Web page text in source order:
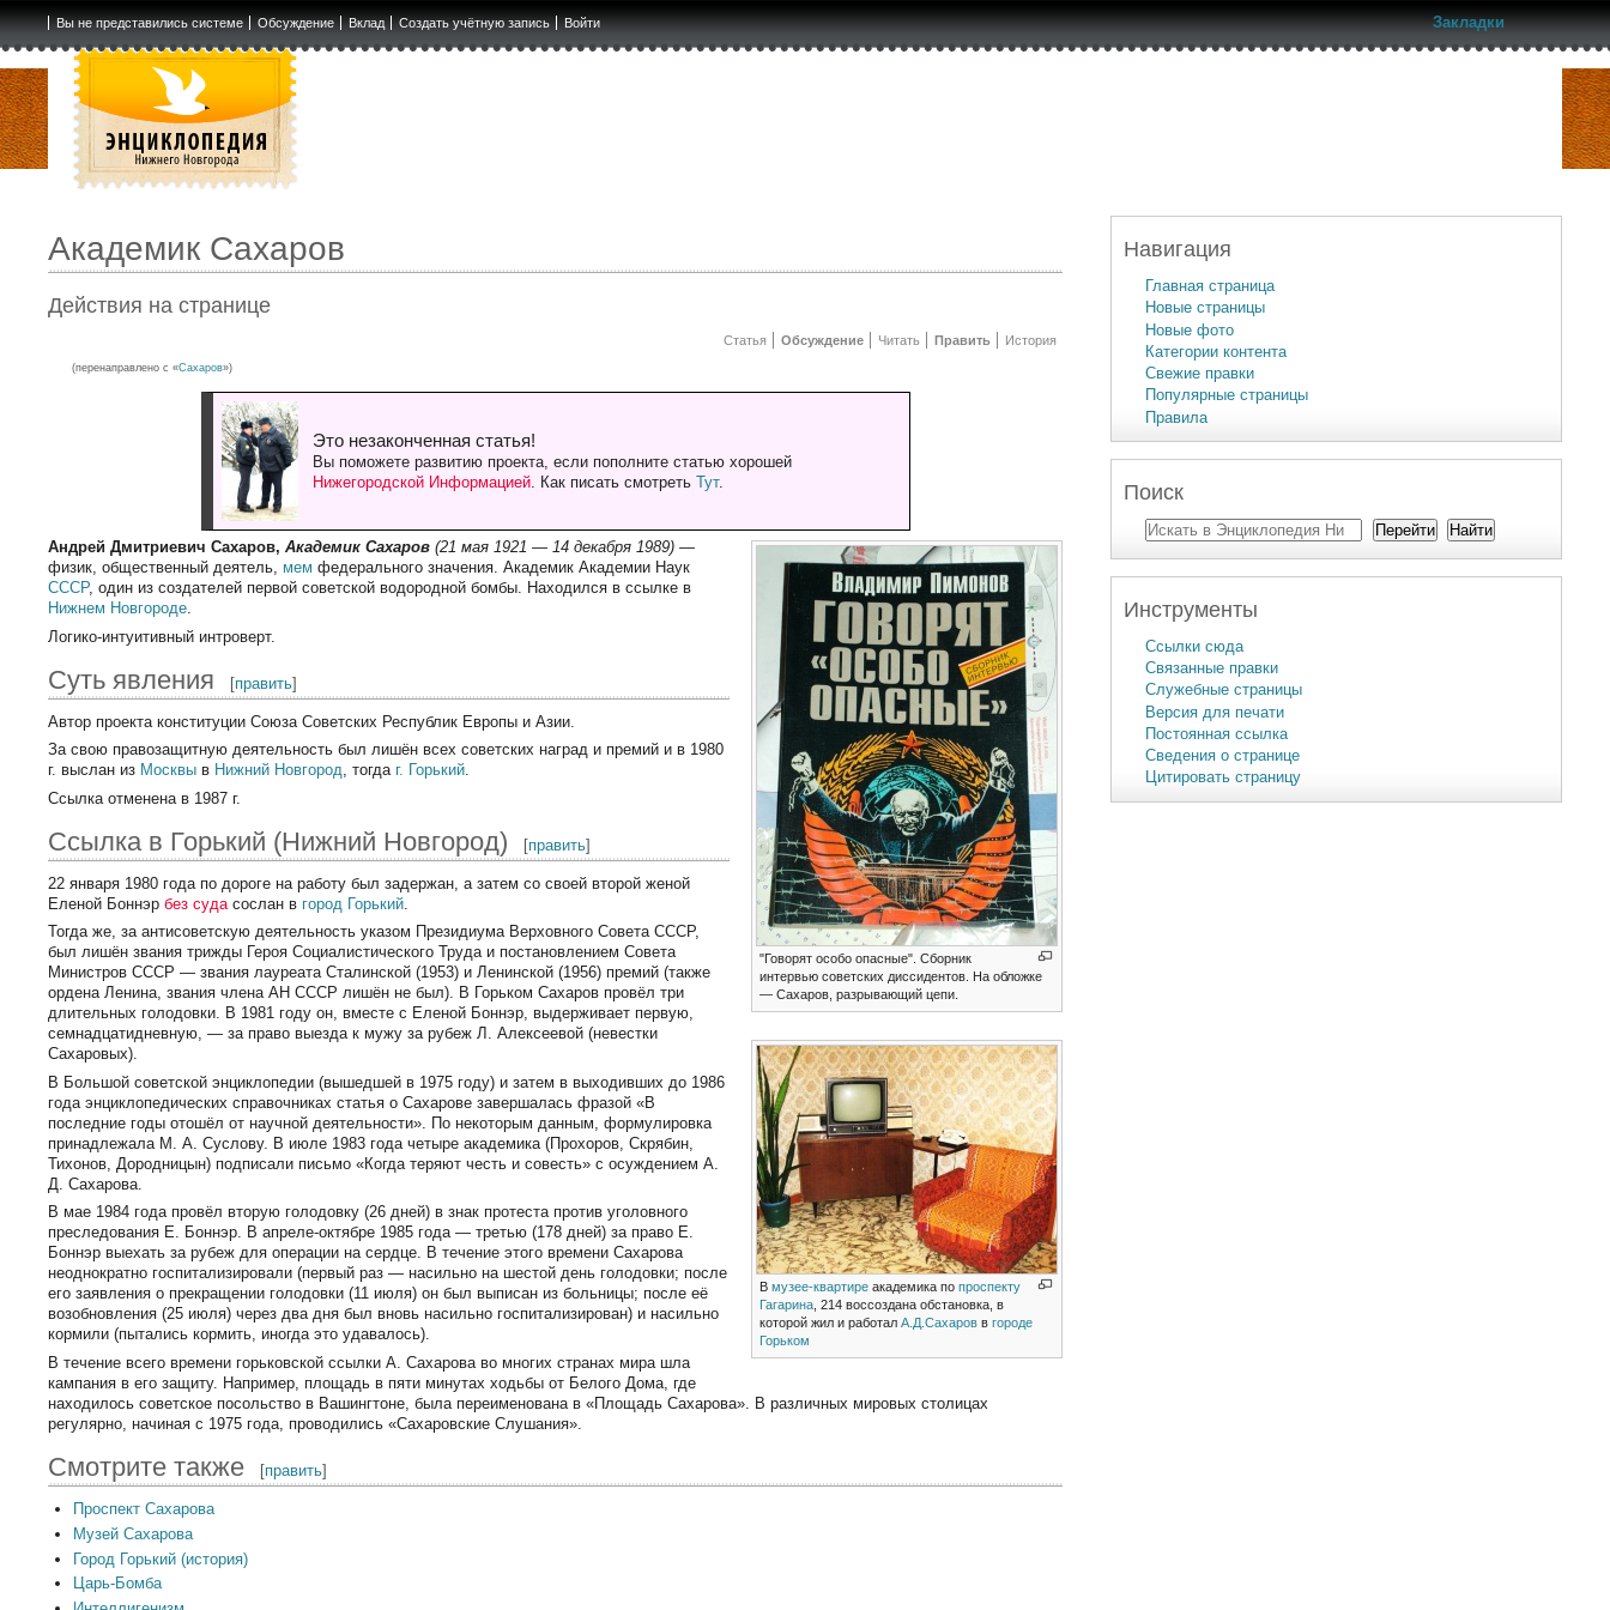
Вы не представились системе Обсуждение Вклад Создать учётную запись Войти Закладки
Академик Сахаров
Действия на странице
Статья Обсуждение Читать Править История
(перенаправлено с «Сахаров»)
Это незаконченная статья!
Вы поможете развитию проекта, если пополните статью хорошей
Нижегородской Информацией. Как писать смотреть Тут.
"Говорят особо опасные". Сборник
интервью советских диссидентов. На обложке
— Сахаров, разрывающий цепи.
Вмузее-квартире академика попроспекту
Гагарина , 214 воссоздана обстановка, в
которой жил и работалА.Д.Сахаров вгороде
Горьком
Андрей Дмитриевич Сахаров,Академик Сахаров (21 мая 1921 — 14 декабря 1989) —
физик, общественный деятель, мем федерального значения. Академик Академии Наук
СССР, один из создателей первой советской водородной бомбы. Находился в ссылке в
Нижнем Новгороде.
Логико-интуитивный интроверт.
Суть явления [править]
Автор проекта конституции Союза Советских Республик Европы и Азии.
За свою правозащитную деятельность был лишён всех советских наград и премий и в 1980
г. выслан из Москвы в Нижний Новгород, тогда г. Горький.
Ссылка отменена в 1987 г.
Ссылка в Горький (Нижний Новгород) [править]
22 января 1980 года по дороге на работу был задержан, а затем со своей второй женой
Еленой Боннэрбез судасослан в город Горький.
Тогда же, за антисоветскую деятельность указом Президиума Верховного Совета СССР,
был лишён звания трижды Героя Социалистического Труда и постановлением Совета
Министров СССР — звания лауреата Сталинской (1953) и Ленинской (1956) премий (также
ордена Ленина, звания члена АН СССР лишён не был). В Горьком Сахаров провёл три
длительных голодовки. В 1981 году он, вместе с Еленой Боннэр, выдерживает первую,
семнадцатидневную, — за право выезда к мужу за рубеж Л. Алексеевой (невестки
Сахаровых).
В Большой советской энциклопедии (вышедшей в 1975 году) и затем в выходивших до 1986
года энциклопедических справочниках статья о Сахарове завершалась фразой «В
последние годы отошёл от научной деятельности». По некоторым данным, формулировка
принадлежала М. А. Суслову. В июле 1983 года четыре академика (Прохоров, Скрябин,
Тихонов, Дородницын) подписали письмо «Когда теряют честь и совесть» с осуждением А.
Д. Сахарова.
В мае 1984 года провёл вторую голодовку (26 дней) в знак протеста против уголовного
преследования Е. Боннэр. В апреле-октябре 1985 года — третью (178 дней) за право Е.
Боннэр выехать за рубеж для операции на сердце. В течение этого времени Сахарова
неоднократно госпитализировали (первый раз — насильно на шестой день голодовки; после
его заявления о прекращении голодовки (11 июля) он был выписан из больницы; после её
возобновления (25 июля) через два дня был вновь насильно госпитализирован) и насильно
кормили (пытались кормить, иногда это удавалось).
В течение всего времени горьковской ссылки А. Сахарова во многих странах мира шла
кампания в его защиту. Например, площадь в пяти минутах ходьбы от Белого Дома, где
находилось советское посольство в Вашингтоне, была переименована в «Площадь Сахарова». В различных мировых столицах
регулярно, начиная с 1975 года, проводились «Сахаровские Слушания».
Смотрите также [править]
Проспект Сахарова
Музей Сахарова
Город Горький (история)
Царь-Бомба
Навигация
Главная страница
Новые страницы
Новые фото
Категории контента
Свежие правки
Популярные страницы
Правила
Поиск
Инструменты
Ссылки сюда
Связанные правки
Служебные страницы
Версия для печати
Постоянная ссылка
Сведения о странице
Цитировать страницу